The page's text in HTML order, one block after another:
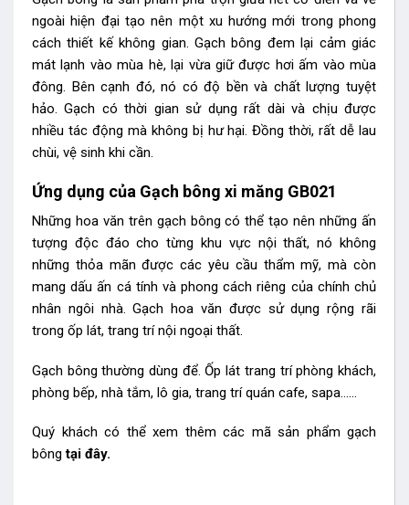
ngoài hiện đại tạo nên một xu hướng mới trong phong
cách thiết kế không gian. Gạch bông đem lại cảm giác
mát lạnh vào mùa hè, lại vừa giữ được hơi ấm vào mùa
đông. Bên cạnh đó, nó có độ bền và chất lượng tuyệt
hảo. Gạch có thời gian sử dụng rất dài và chịu được
nhiều tác động mà không bị hư hại. Đồng thời, rất dễ lau
chùi, vệ sinh khi cần.
Ứng dụng của Gạch bông xi măng GB021
Những hoa văn trên gạch bông có thể tạo nên những ấn
tượng độc đáo cho từng khu vực nội thất, nó không
những thỏa mãn được các yêu cầu thẩm mỹ, mà còn
mang dấu ấn cá tính và phong cách riêng của chính chủ
nhân ngôi nhà. Gạch hoa văn được sử dụng rộng rãi
trong ốp lát, trang trí nội ngoại thất.
Gạch bông thường dùng để. Ốp lát trang trí phòng khách,
phòng bếp, nhà tắm, lô gia, trang trí quán cafe, sapa……
Quý khách có thể xem thêm các mã sản phẩm gạch
bông tại đây.